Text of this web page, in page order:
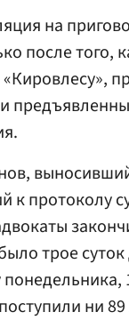
на
после того,
к протоколу
трое
ни